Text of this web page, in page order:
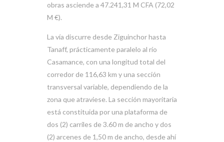
obras asciende a 47.241,31 M CFA (72,02
M €).
La vía discurre desde Ziguinchor hasta
Tanaff, prácticamente paralelo al río
Casamance, con una longitud total del
corredor de 116,63 km y una sección
transversal variable, dependiendo de la
zona que atraviese. La sección mayoritaria
está constituida por una plataforma de
dos (2) carriles de 3.60 m de ancho y dos
(2) arcenes de 1,50 m de ancho, desde ahí